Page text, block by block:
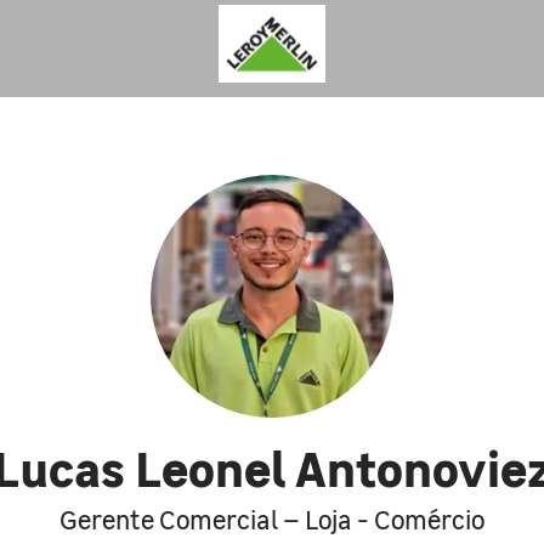
Leonel
Gerente Comercial – Loja - Comércio